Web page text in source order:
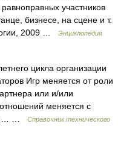
участников
бизнесе, на сцене и т.
2009 …
Энциклопедия
цикла организации
Игр меняется от роли
или и/или
меняется с
…
Справочник технического